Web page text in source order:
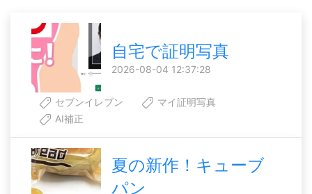
自宅で証明写真
2026-08-04 12:37:28
セブンイレブン
マイ証明写真
AI補正
夏の新作！キューブ
パン